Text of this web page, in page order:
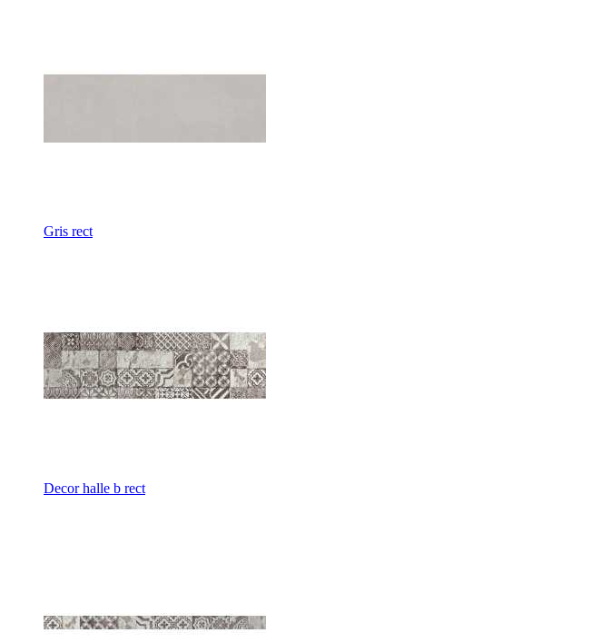
Gris rect
Decor halle b rect